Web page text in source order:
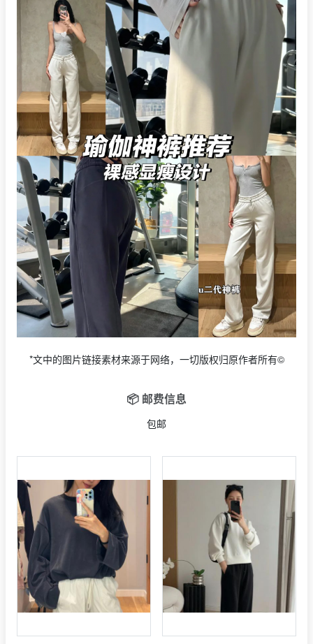
*文中的图片链接素材来源于网络，一切版权归原作者所有©
📦 邮费信息
包邮